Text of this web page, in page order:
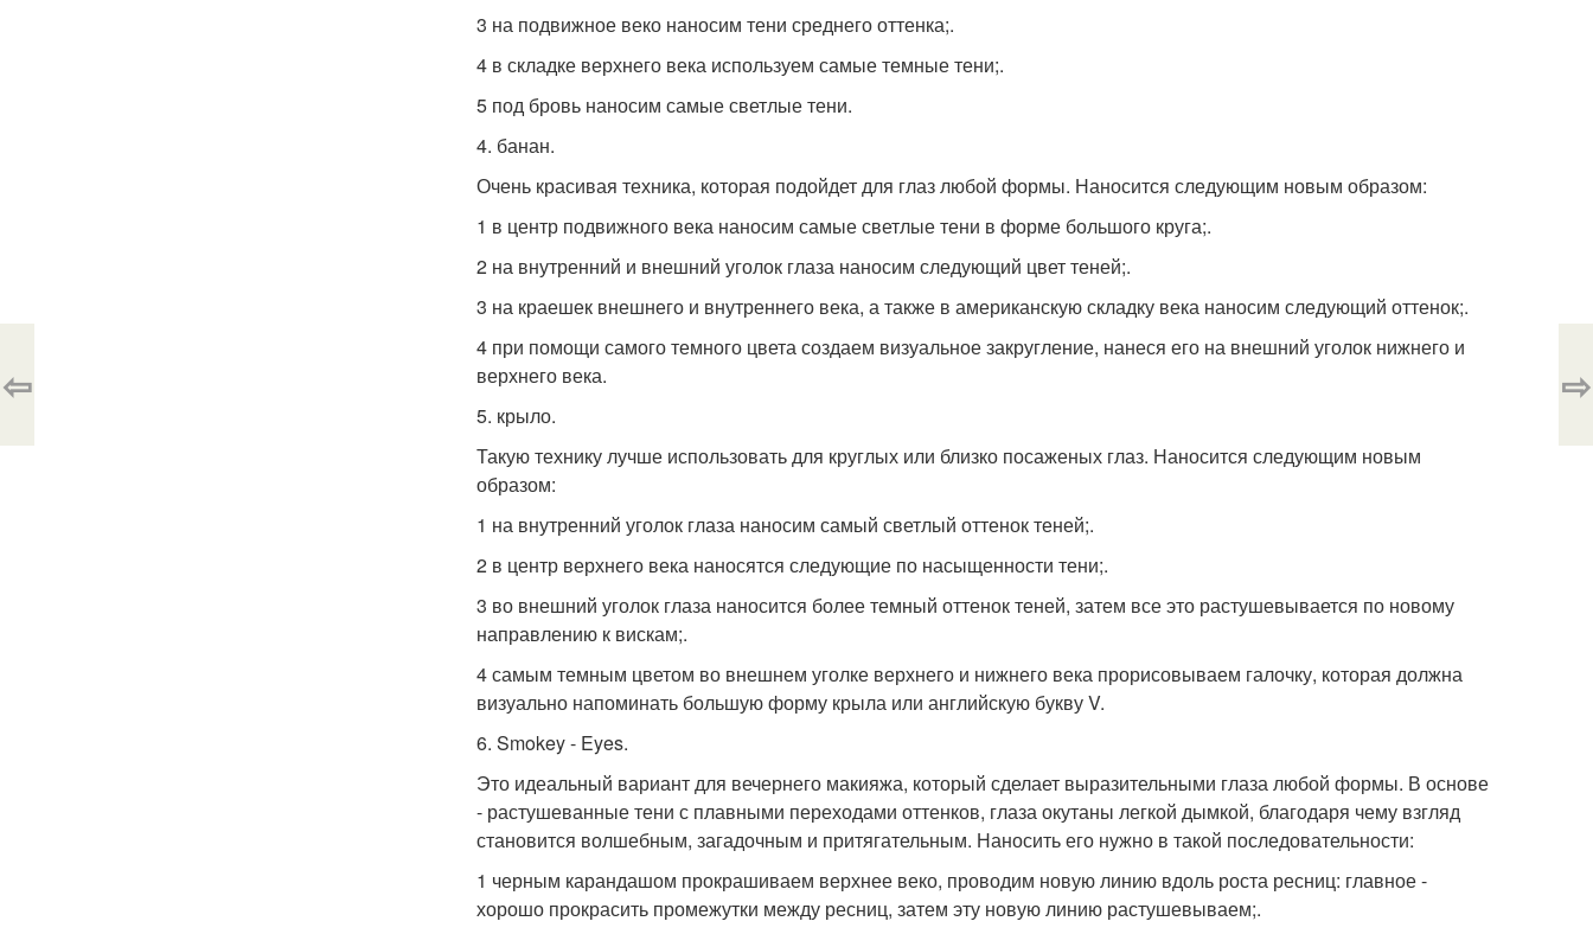
3 на подвижное веко наносим тени среднего оттенка;.
4 в складке верхнего века используем самые темные тени;.
5 под бровь наносим самые светлые тени.
4. банан.
Очень красивая техника, которая подойдет для глаз любой формы. Наносится следующим новым образом:
1 в центр подвижного века наносим самые светлые тени в форме большого круга;.
2 на внутренний и внешний уголок глаза наносим следующий цвет теней;.
3 на краешек внешнего и внутреннего века, а также в американскую складку века наносим следующий оттенок;.
4 при помощи самого темного цвета создаем визуальное закругление, нанеся его на внешний уголок нижнего и
верхнего века.
5. крыло.
Такую технику лучше использовать для круглых или близко посаженых глаз. Наносится следующим новым
образом:
1 на внутренний уголок глаза наносим самый светлый оттенок теней;.
2 в центр верхнего века наносятся следующие по насыщенности тени;.
3 во внешний уголок глаза наносится более темный оттенок теней, затем все это растушевывается по новому
направлению к вискам;.
4 самым темным цветом во внешнем уголке верхнего и нижнего века прорисовываем галочку, которая должна
визуально напоминать большую форму крыла или английскую букву V.
6. Smokey - Eyes.
Это идеальный вариант для вечернего макияжа, который сделает выразительными глаза любой формы. В основе
- растушеванные тени с плавными переходами оттенков, глаза окутаны легкой дымкой, благодаря чему взгляд
становится волшебным, загадочным и притягательным. Наносить его нужно в такой последовательности:
1 черным карандашом прокрашиваем верхнее веко, проводим новую линию вдоль роста ресниц: главное -
хорошо прокрасить промежутки между ресниц, затем эту новую линию растушевываем;.
⇦ ⇨